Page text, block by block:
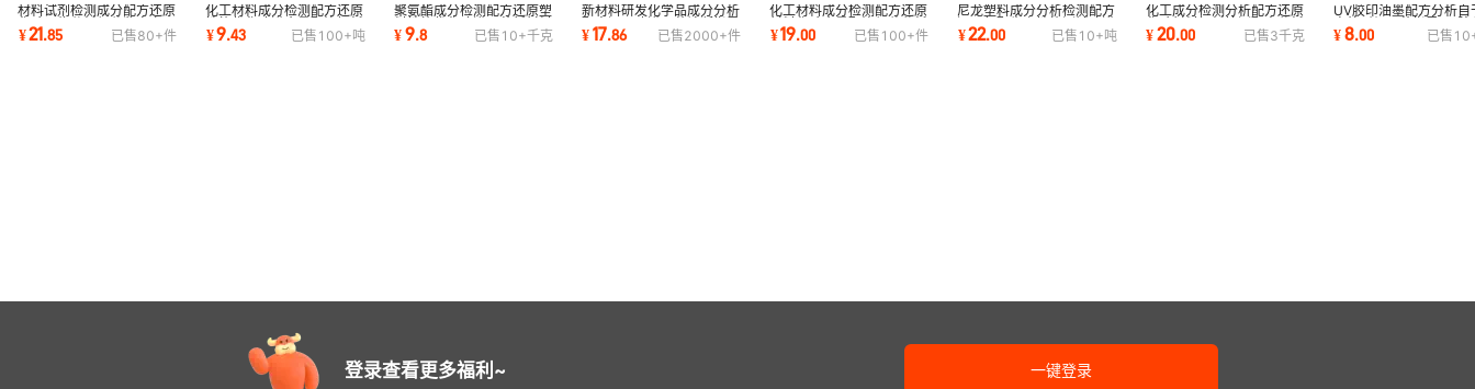
材料试剂检测成分配方还原
化验异物分析组分鉴定产品
研发化验配比
¥21.85 已售80+件
化工材料成分检测配方还原
性能优化改进含量配比解析
材料失效分析
¥9.43 已售 100+吨
聚氨酯成分检测配方还原塑
料性能优化改进工艺新材料
诊断第三方
¥9.8 已售 10+千克
新材料研发化学品成分分析
配方还原改进工艺诊断指导
技术攻关检测
¥17.86 已售2000+件
化工材料成分检测配方还原
材料化验含量配比组分分析
鉴定产品研发
¥19.00 已售 100+件
尼龙塑料成分分析检测配方
还原复配生产性能测试改进
原料材质鉴定
¥22.00 已售 10+吨
化工成分检测分析配方还原
化验材料解析检测配方分析
成分检验报告
¥20.00 已售3千克
UV胶印油墨配方分析自
户外耐候工艺指导UV胶
油墨成分检测机构
¥8.00 已售
登录查看更多福利~ 一键登录